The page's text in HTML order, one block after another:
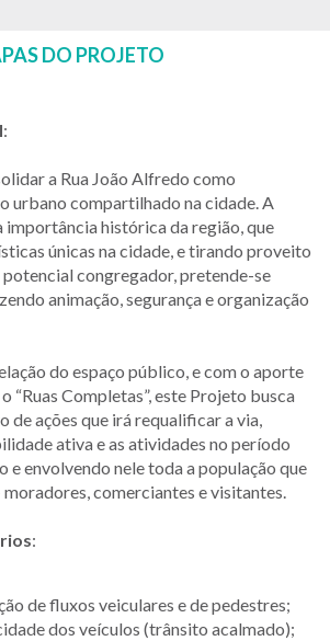
DO PROJETO
:
a Rua João Alfredo como
urbano compartilhado na cidade. A
histórica da região, que
únicas na cidade, e tirando proveito
congregador, pretende-se
animação, segurança e organização
do espaço público, e com o aporte
“Ruas Completas”, este Projeto busca
de ações que irá requalificar a via,
ativa e as atividades no período
e envolvendo nele toda a população que
comerciantes e visitantes.
:
de fluxos veiculares e de pedestres;
dos veículos (trânsito acalmado);